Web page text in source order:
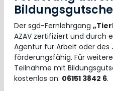
Der sgd-Fernlehrgang
AZAV zertifiziert und durch
Agentur für Arbeit oder des
förderungsfähig. Für
Teilnahme mit
kostenlos an: 06151 3842 6.